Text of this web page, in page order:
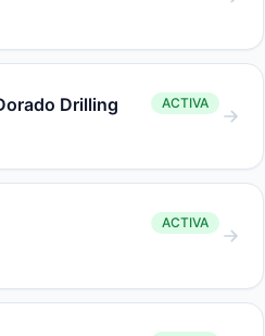
Drilling ACTIVA
ACTIVA